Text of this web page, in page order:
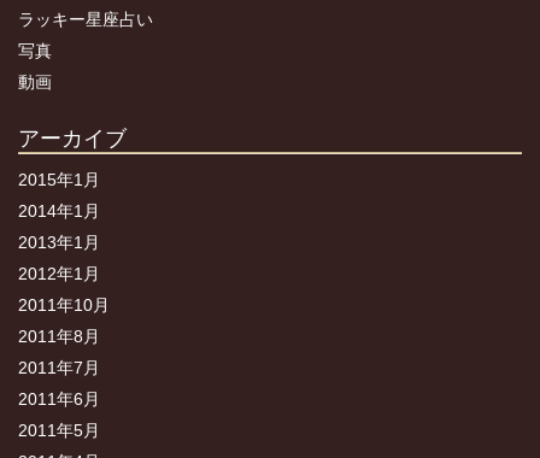
ラッキー星座占い
写真
動画
アーカイブ
2015年1月
2014年1月
2013年1月
2012年1月
2011年10月
2011年8月
2011年7月
2011年6月
2011年5月